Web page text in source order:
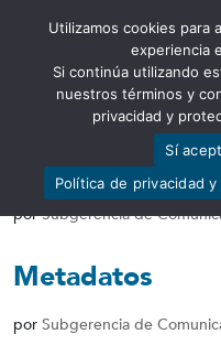
Abrir barra
Conjunto de
porSubgerencia de
Metadatos
por Subgerencia de
Utilizamos cookies para
experiencia
Si continúa utilizando
nuestros términos y
privacidad y
Sí
Política de privacidad